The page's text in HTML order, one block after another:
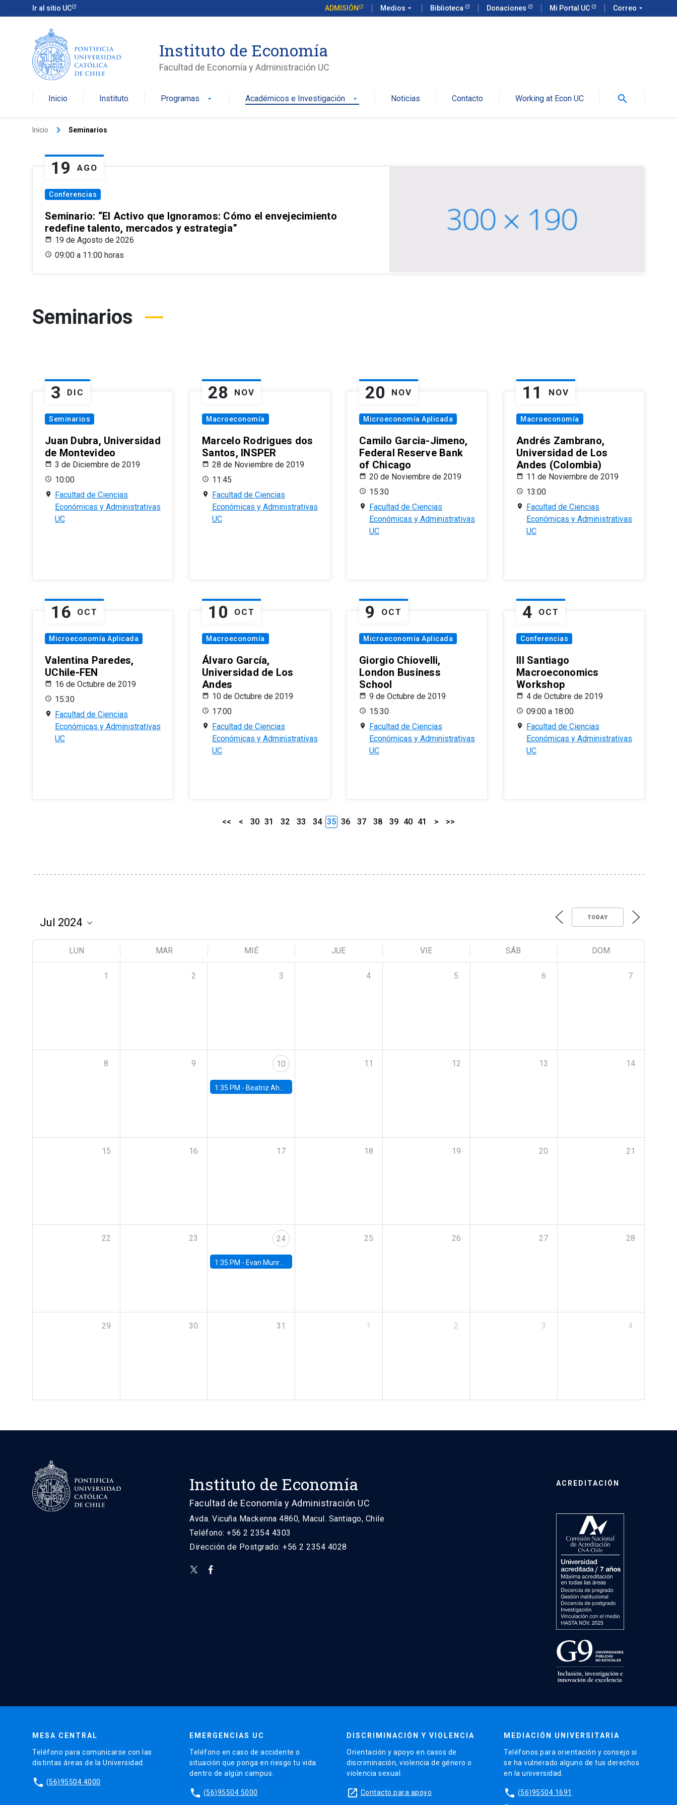
Ir al sitio UC ADMISIÓN Medios arrow_drop_down Biblioteca Donaciones Mi Portal UC Correo arrow_drop_down
Instituto de Economía
Facultad de Economía y Administración UC
Inicio Instituto Programas arrow_drop_down Académicos e Investigación arrow_drop_down Noticias Contacto Working at Econ UC search
Inicio keyboard_arrow_right Seminarios
19 AGO
Conferencias
Seminario: “El Activo que Ignoramos: Cómo el envejecimiento
redefine talento, mercados y estrategia”
19 de Agosto de 2026
09:00 a 11:00 horas
Seminarios
3 DIC
Seminarios
Juan Dubra, Universidad
de Montevideo
3 de Diciembre de 2019
10:00
Facultad de Ciencias
Económicas y Administrativas
UC
28 NOV
Macroeconomía
Marcelo Rodrigues dos
Santos, INSPER
28 de Noviembre de 2019
11:45
Facultad de Ciencias
Económicas y Administrativas
UC
20 NOV
Microeconomía Aplicada
Camilo Garcia-Jimeno,
Federal Reserve Bank
of Chicago
20 de Noviembre de 2019
15:30
Facultad de Ciencias
Económicas y Administrativas
UC
11 NOV
Macroeconomía
Andrés Zambrano,
Universidad de Los
Andes (Colombia)
11 de Noviembre de 2019
13:00
Facultad de Ciencias
Económicas y Administrativas
UC
16 OCT
Microeconomía Aplicada
Valentina Paredes,
UChile-FEN
16 de Octubre de 2019
15:30
Facultad de Ciencias
Económicas y Administrativas
UC
10 OCT
Macroeconomía
Álvaro García,
Universidad de Los
Andes
10 de Octubre de 2019
17:00
Facultad de Ciencias
Económicas y Administrativas
UC
9 OCT
Microeconomía Aplicada
Giorgio Chiovelli,
London Business
School
9 de Octubre de 2019
15:30
Facultad de Ciencias
Económicas y Administrativas
UC
4 OCT
Conferencias
III Santiago
Macroeconomics
Workshop
4 de Octubre de 2019
09:00 a 18:00
Facultad de Ciencias
Económicas y Administrativas
UC
<< < 30 31 32 33 34 35 36 37 38 39 40 41 > >>
TODAY
LUN MAR MIÉ JUE VIE SÁB DOM
1 2 3 4 5 6 7
8 9 10
1:35 PM - Beatriz Ahumada, PhD candidate, Universidad de Pittsburgh
11 12 13 14
15 16 17 18 19 20 21
22 23 24
1:35 PM - Evan Munro, Neyman Visiting Assistant Professor in the Department of Statistics at UC Berkeley
25 26 27 28
29 30 31 1 2 3 4
Instituto de Economía
Facultad de Economía y Administración UC
Avda. Vicuña Mackenna 4860, Macul. Santiago, Chile
Teléfono: +56 2 2354 4303
Dirección de Postgrado: +56 2 2354 4028
ACREDITACIÓN
MESA CENTRAL
Teléfono para comunicarse con las
distintas áreas de la Universidad.
phone (56)95504 4000
EMERGENCIAS UC
Teléfono en caso de accidente o
situación que ponga en riesgo tu vida
dentro de algún campus.
phone (56)95504 5000
DISCRIMINACIÓN Y VIOLENCIA
Orientación y apoyo en casos de
discriminación, violencia de género o
violencia sexual.
launch Contacto para apoyo
MEDIACIÓN UNIVERSITARIA
Teléfonos para orientación y consejo si
se ha vulnerado alguno de tus derechos
en la universidad.
phone (56)95504 1691